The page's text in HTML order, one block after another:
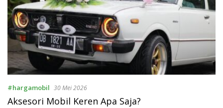
#hargamobil 30 Mei 2026
Aksesori Mobil Keren Apa Saja?